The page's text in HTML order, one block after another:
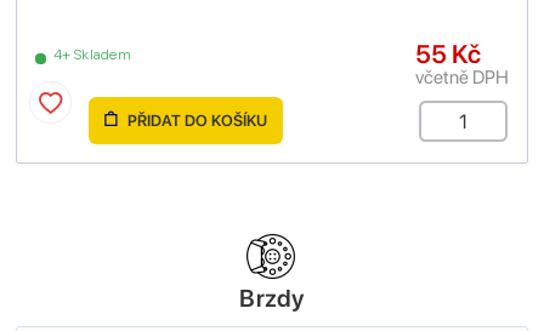
4+ Skladem 55 Kč
včetně DPH
PŘIDAT DO KOŠÍKU
Brzdy